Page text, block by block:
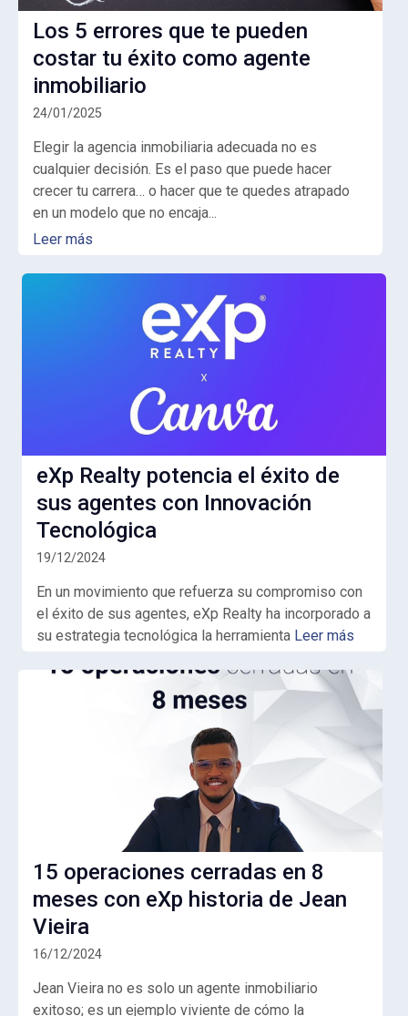
Los 5 errores que te pueden
costar tu éxito como agente
inmobiliario
24/01/2025
Elegir la agencia inmobiliaria adecuada no es
cualquier decisión. Es el paso que puede hacer
crecer tu carrera… o hacer que te quedes atrapado
en un modelo que no encaja...
Leer más
eXp Realty potencia el éxito de
sus agentes con Innovación
Tecnológica
19/12/2024
En un movimiento que refuerza su compromiso con
el éxito de sus agentes,eXp Realty ha incorporado a
su estrategia tecnológica la herramienta Leer más
15 operaciones cerradas en 8
meses con eXp historia de Jean
Vieira
16/12/2024
Jean Vieira no es solo un agente inmobiliario
exitoso; es un ejemplo viviente de cómo la